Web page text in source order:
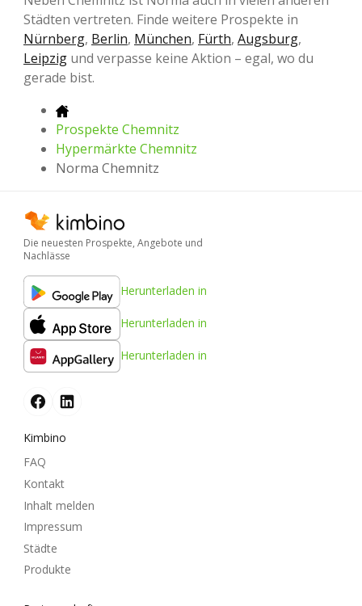
Städten vertreten. Finde weitere Prospekte in
Nürnberg, Berlin, München, Fürth, Augsburg,
Leipzig und verpasse keine Aktion – egal, wo du
gerade bist.
Prospekte Chemnitz
Hypermärkte Chemnitz
Norma Chemnitz
Die neuesten Prospekte, Angebote und
Nachlässe
Herunterladen in
Herunterladen in
Herunterladen in
Kimbino
FAQ
Kontakt
Inhalt melden
Impressum
Städte
Produkte